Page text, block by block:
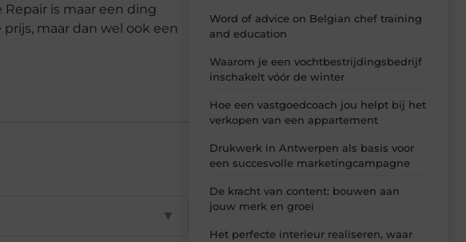
is maar een ding
maar dan wel ook een
▼
Word of advice on Belgian chef training
and education
Waarom je een vochtbestrijdingsbedrijf
inschakelt vóór de winter
Hoe een vastgoedcoach jou helpt bij het
verkopen van een appartement
Drukwerk in Antwerpen als basis voor
een succesvolle marketingcampagne
De kracht van content: bouwen aan
jouw merk en groei
Het perfecte interieur realiseren, waar